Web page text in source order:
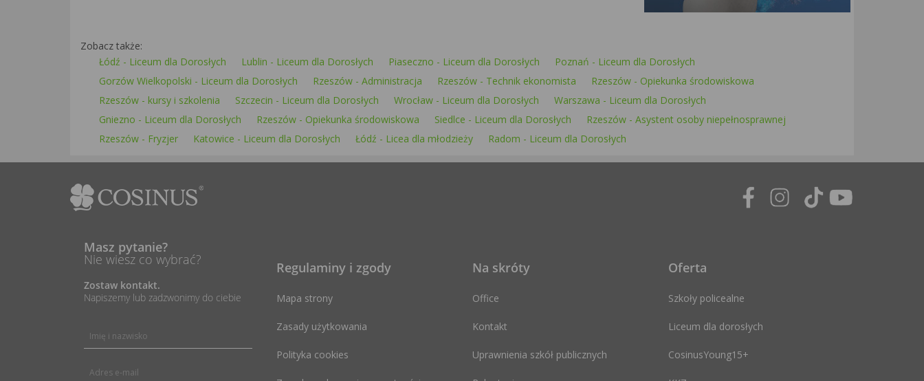
Zobacz także:
Łódź - Liceum dla Dorosłych
Lublin - Liceum dla Dorosłych Piaseczno - Liceum dla Dorosłych
Poznań - Liceum dla Dorosłych
Gorzów Wielkopolski - Liceum dla Dorosłych
Rzeszów - Administracja Rzeszów - Technik ekonomista
Rzeszów - Opiekunka środowiskowa
Rzeszów - kursy i szkolenia
Szczecin - Liceum dla Dorosłych Wrocław - Liceum dla Dorosłych
Warszawa - Liceum dla Dorosłych
Gniezno - Liceum dla Dorosłych
Rzeszów - Opiekunka środowiskowa Siedlce - Liceum dla Dorosłych
Rzeszów - Asystent osoby niepełnosprawnej
Rzeszów - Fryzjer
Katowice - Liceum dla Dorosłych Łódź - Licea dla młodzieży Radom - Liceum dla Dorosłych
Masz pytanie?
Nie wiesz co wybrać?
Zostaw kontakt.
Napiszemy lub zadzwonimy do ciebie
Regulaminy i zgody
Mapa strony
Zasady użytkowania
Polityka cookies
Na skróty
Office
Kontakt
Uprawnienia szkół publicznych
Oferta
Szkoły policealne
Liceum dla dorosłych
CosinusYoung15+